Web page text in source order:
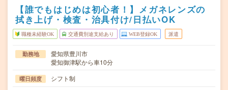
【誰でもはじめは初心者！】メガネレンズの
拭き上げ・検査・治具付け/日払いOK
職種未経験OK 交通費別途支給あり WEB登録OK 派遣
勤務地
愛知県豊川市
愛知御津駅から車10分
曜日頻度 シフト制